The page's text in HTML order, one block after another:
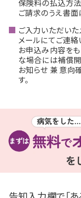
保険料の払込方
ご請求のうえ書面
ご入力いただいた
メールにてご連絡
お申込み内容を
な場合には補償
お知らせ 兼 意向
す。